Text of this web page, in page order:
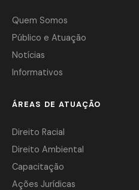
Quem Somos
Público e Atuação
Notícias
Informativos
ÁREAS DE ATUAÇÃO
Direito Racial
Direito Ambiental
Capacitação
Ações Jurídicas